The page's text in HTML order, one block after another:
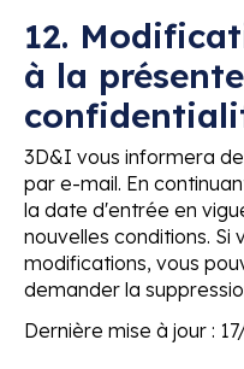
12.
à la
3D&I vous informera
par e-mail. En
la date d'entrée en
nouvelles conditions. Si
modifications, vous
demander la
Dernière mise à jour :